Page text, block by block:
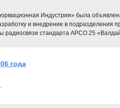
Индустрия» была
и внедрение в подразделения
радиосвязи стандарта APCO 25
года